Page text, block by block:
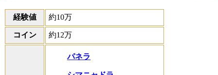
経験値 約10万
コイン 約12万
パネラ